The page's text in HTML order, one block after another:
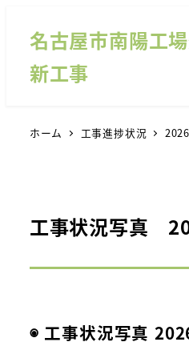
名古屋市南陽工
新工事
ホーム 工事進捗状況
工事状況写真
◉ 工事状況写真